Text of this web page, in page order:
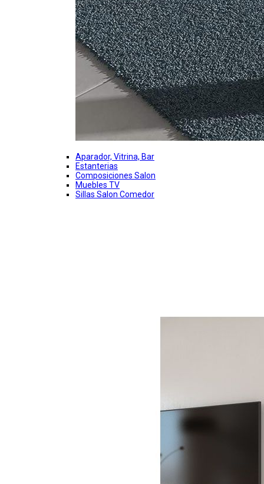
Aparador, Vitrina, Bar
Estanterias
Composiciones Salon
Muebles TV
Sillas Salon Comedor